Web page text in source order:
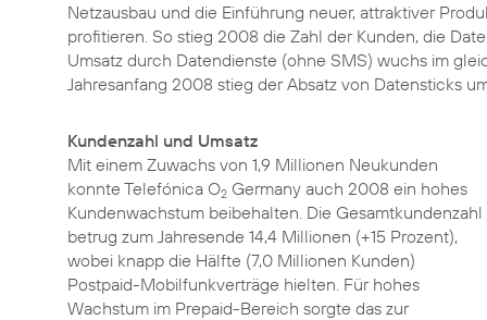
Netzausbau und die Einführung neuer, attraktiver
profitieren. So stieg 2008 die Zahl der Kunden, die
Umsatz durch Datendienste (ohne SMS) wuchs im
Jahresanfang 2008 stieg der Absatz von Datensticks
Kundenzahl und Umsatz
Mit einem Zuwachs von 1,9 Millionen Neukunden
konnte Telefónica O2 Germany auch 2008 ein hohes
Kundenwachstum beibehalten. Die Gesamtkundenzahl
betrug zum Jahresende 14,4 Millionen (+15 Prozent),
wobei knapp die Hälfte (7,0 Millionen Kunden)
Postpaid-Mobilfunkverträge hielten. Für hohes
Wachstum im Prepaid-Bereich sorgte das zur